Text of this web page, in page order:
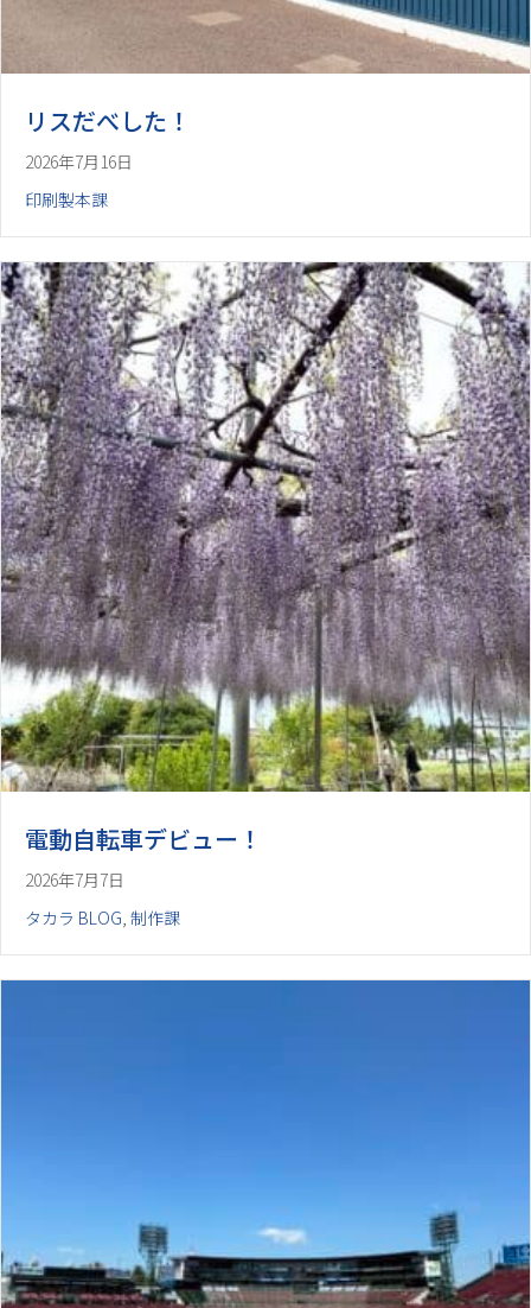
リスだべした！
2026年7月16日
印刷製本課
電動自転車デビュー！
2026年7月7日
タカラ BLOG, 制作課